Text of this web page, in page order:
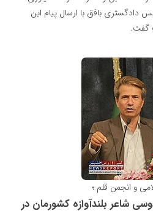
دادگستری بافق با ارسال پیام این
گفت.
و انجمن قلم ؛
شاعر بلندآوازه کشورمان در